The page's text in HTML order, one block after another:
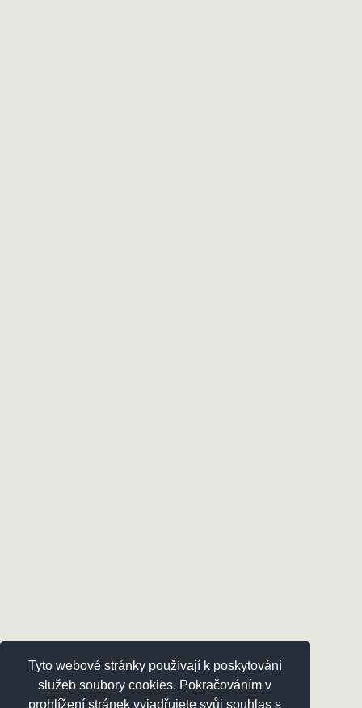
Tyto webové stránky používají k poskytování
služeb soubory cookies. Pokračováním v
prohlížení stránek vyjadřujete svůj souhlas s